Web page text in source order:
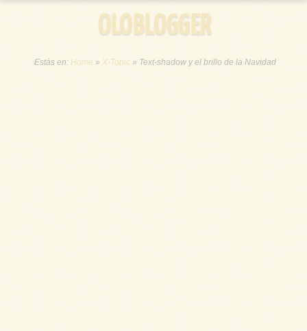
OLOBLOGGER
Estás en: Home » X-Topic » Text-shadow y el brillo de la Navidad